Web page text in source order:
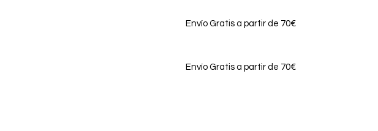
Envío Gratis a partir de 70€
Envío Gratis a partir de 70€